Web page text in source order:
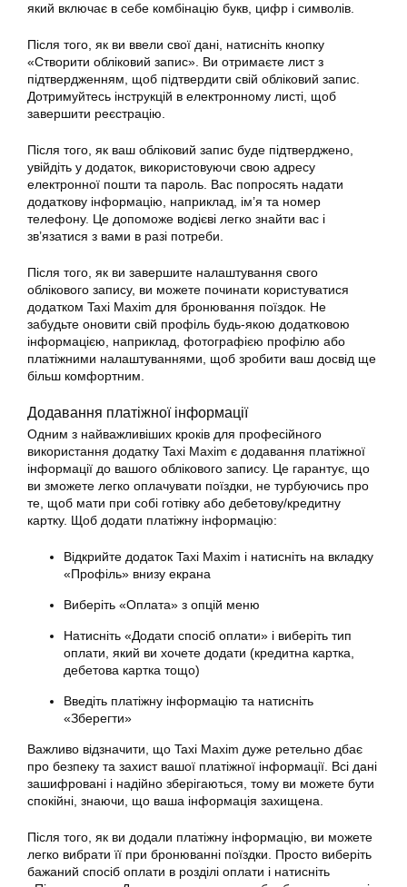
який включає в себе комбінацію букв, цифр і символів.
Після того, як ви ввели свої дані, натисніть кнопку
«Створити обліковий запис». Ви отримаєте лист з
підтвердженням, щоб підтвердити свій обліковий запис.
Дотримуйтесь інструкцій в електронному листі, щоб
завершити реєстрацію.
Після того, як ваш обліковий запис буде підтверджено,
увійдіть у додаток, використовуючи свою адресу
електронної пошти та пароль. Вас попросять надати
додаткову інформацію, наприклад, ім’я та номер
телефону. Це допоможе водієві легко знайти вас і
зв’язатися з вами в разі потреби.
Після того, як ви завершите налаштування свого
облікового запису, ви можете починати користуватися
додатком Taxi Maxim для бронювання поїздок. Не
забудьте оновити свій профіль будь-якою додатковою
інформацією, наприклад, фотографією профілю або
платіжними налаштуваннями, щоб зробити ваш досвід ще
більш комфортним.
Додавання платіжної інформації
Одним з найважливіших кроків для професійного
використання додатку Taxi Maxim є додавання платіжної
інформації до вашого облікового запису. Це гарантує, що
ви зможете легко оплачувати поїздки, не турбуючись про
те, щоб мати при собі готівку або дебетову/кредитну
картку. Щоб додати платіжну інформацію:
Відкрийте додаток Taxi Maxim і натисніть на вкладку
«Профіль» внизу екрана
Виберіть «Оплата» з опцій меню
Натисніть «Додати спосіб оплати» і виберіть тип
оплати, який ви хочете додати (кредитна картка,
дебетова картка тощо)
Введіть платіжну інформацію та натисніть
«Зберегти»
Важливо відзначити, що Taxi Maxim дуже ретельно дбає
про безпеку та захист вашої платіжної інформації. Всі дані
зашифровані і надійно зберігаються, тому ви можете бути
спокійні, знаючи, що ваша інформація захищена.
Після того, як ви додали платіжну інформацію, ви можете
легко вибрати її при бронюванні поїздки. Просто виберіть
бажаний спосіб оплати в розділі оплати і натисніть